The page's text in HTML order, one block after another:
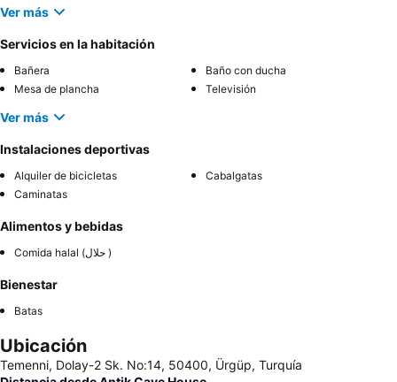
Ver más
Servicios en la habitación
Bañera
Baño con ducha
Mesa de plancha
Televisión
Ver más
Instalaciones deportivas
Alquiler de bicicletas
Cabalgatas
Caminatas
Alimentos y bebidas
Comida halal (حلال )
Bienestar
Batas
Ubicación
Temenni, Dolay-2 Sk. No:14, 50400, Ürgüp, Turquía